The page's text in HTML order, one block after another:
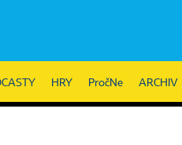
HRY PročNe ARCHIV